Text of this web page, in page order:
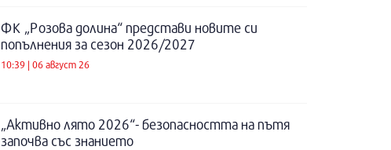
ФК „Розова долина“ представи новите си
попълнения за сезон 2026/2027
10:39 | 06 август 26
„Активно лято 2026“- безопасността на пътя
започва със знанието